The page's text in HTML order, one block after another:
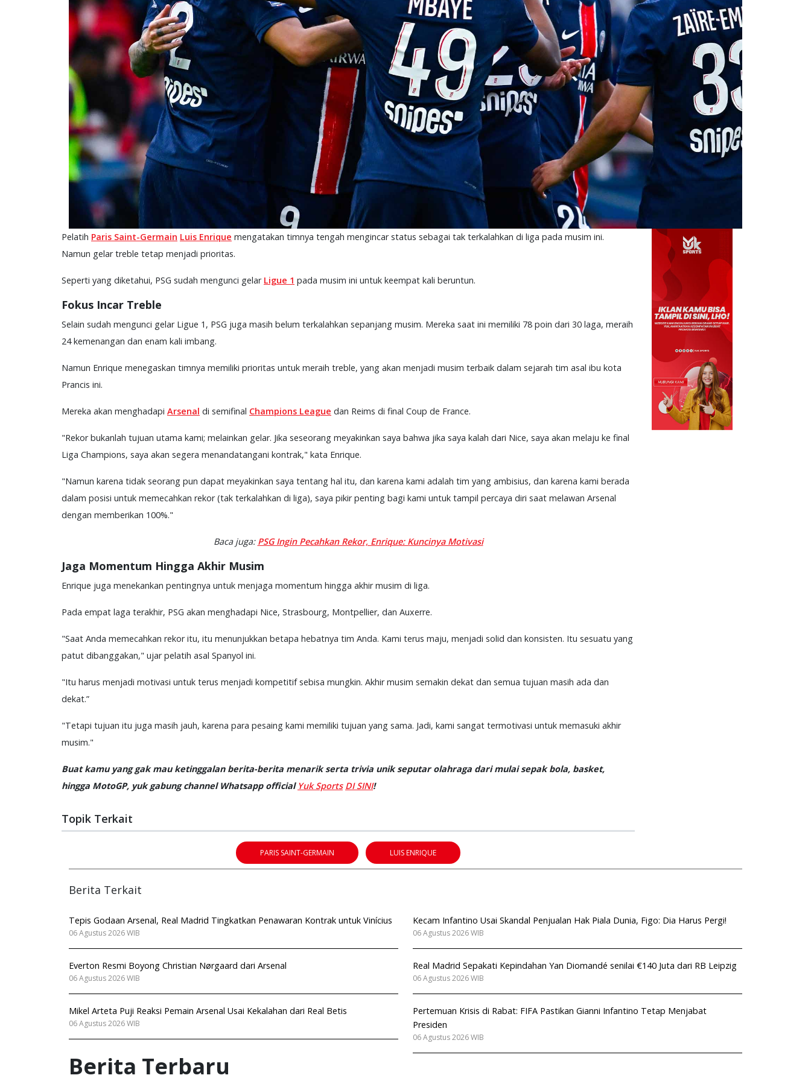
Pelatih Paris Saint-Germain Luis Enrique mengatakan timnya tengah mengincar status sebagai tak terkalahkan di liga pada musim ini.
Namun gelar treble tetap menjadi prioritas.
Seperti yang diketahui, PSG sudah mengunci gelar Ligue 1 pada musim ini untuk keempat kali beruntun.
Fokus Incar Treble
Selain sudah mengunci gelar Ligue 1, PSG juga masih belum terkalahkan sepanjang musim. Mereka saat ini memiliki 78 poin dari 30 laga, meraih
24 kemenangan dan enam kali imbang.
Namun Enrique menegaskan timnya memiliki prioritas untuk meraih treble, yang akan menjadi musim terbaik dalam sejarah tim asal ibu kota
Prancis ini.
Mereka akan menghadapi Arsenal di semifinal Champions League dan Reims di final Coup de France.
"Rekor bukanlah tujuan utama kami; melainkan gelar. Jika seseorang meyakinkan saya bahwa jika saya kalah dari Nice, saya akan melaju ke final
Liga Champions, saya akan segera menandatangani kontrak," kata Enrique.
"Namun karena tidak seorang pun dapat meyakinkan saya tentang hal itu, dan karena kami adalah tim yang ambisius, dan karena kami berada
dalam posisi untuk memecahkan rekor (tak terkalahkan di liga), saya pikir penting bagi kami untuk tampil percaya diri saat melawan Arsenal
dengan memberikan 100%."
Baca juga: PSG Ingin Pecahkan Rekor, Enrique: Kuncinya Motivasi
Jaga Momentum Hingga Akhir Musim
Enrique juga menekankan pentingnya untuk menjaga momentum hingga akhir musim di liga.
Pada empat laga terakhir, PSG akan menghadapi Nice, Strasbourg, Montpellier, dan Auxerre.
"Saat Anda memecahkan rekor itu, itu menunjukkan betapa hebatnya tim Anda. Kami terus maju, menjadi solid dan konsisten. Itu sesuatu yang
patut dibanggakan," ujar pelatih asal Spanyol ini.
"Itu harus menjadi motivasi untuk terus menjadi kompetitif sebisa mungkin. Akhir musim semakin dekat dan semua tujuan masih ada dan
dekat.”
"Tetapi tujuan itu juga masih jauh, karena para pesaing kami memiliki tujuan yang sama. Jadi, kami sangat termotivasi untuk memasuki akhir
musim."
Buat kamu yang gak mau ketinggalan berita-berita menarik serta trivia unik seputar olahraga dari mulai sepak bola, basket,
hingga MotoGP, yuk gabung channel Whatsapp official Yuk Sports DI SINI!
Topik Terkait
PARIS SAINT-GERMAIN LUIS ENRIQUE
Berita Terkait
Tepis Godaan Arsenal, Real Madrid Tingkatkan Penawaran Kontrak untuk Vinícius
06 Agustus 2026 WIB
Kecam Infantino Usai Skandal Penjualan Hak Piala Dunia, Figo: Dia Harus Pergi!
06 Agustus 2026 WIB
Everton Resmi Boyong Christian Nørgaard dari Arsenal
06 Agustus 2026 WIB
Real Madrid Sepakati Kepindahan Yan Diomandé senilai €140 Juta dari RB Leipzig
06 Agustus 2026 WIB
Mikel Arteta Puji Reaksi Pemain Arsenal Usai Kekalahan dari Real Betis
06 Agustus 2026 WIB
Pertemuan Krisis di Rabat: FIFA Pastikan Gianni Infantino Tetap Menjabat
Presiden
06 Agustus 2026 WIB
Berita Terbaru